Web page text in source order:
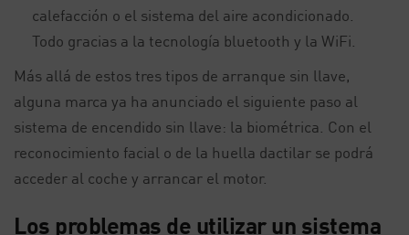
calefacción o el sistema del aire acondicionado.
Todo gracias a la tecnología bluetooth y la WiFi.
Más allá de estos tres tipos de arranque sin llave,
alguna marca ya ha anunciado el siguiente paso al
sistema de encendido sin llave: la biométrica. Con el
reconocimiento facial o de la huella dactilar se podrá
acceder al coche y arrancar el motor.
Los problemas de utilizar un sistema